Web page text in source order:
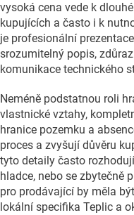
vysoká cena vede k
kupujících a často i k
je profesionální
srozumitelný popis,
komunikace technického
Neméně podstatnou roli
vlastnické vztahy,
hranice pozemku a
proces a zvyšují důvěru
tyto detaily často
hladce, nebo se zbytečně
pro prodávající by měla být
lokální specifika Teplic a